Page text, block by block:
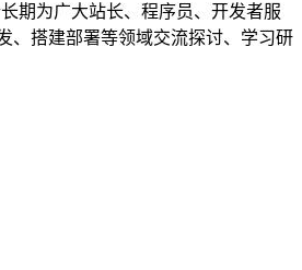
期为广大站长、程序员、开发者服
、搭建部署等领域交流探讨、学习研